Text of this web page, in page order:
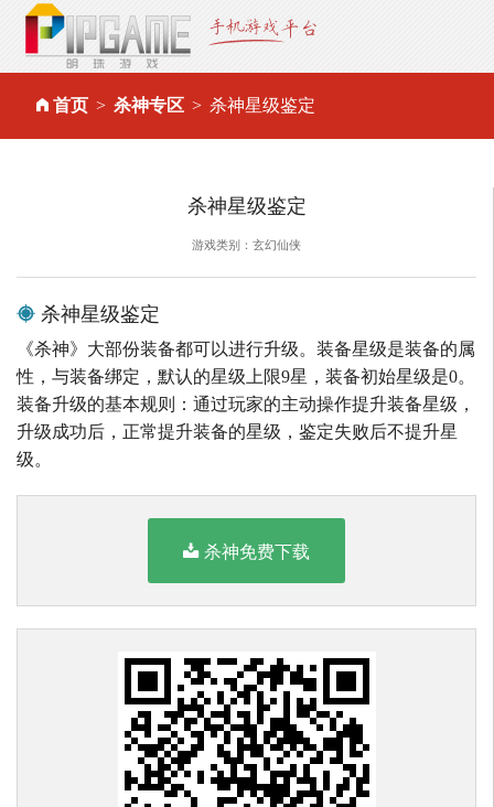
首页 杀神专区 杀神星级鉴定
杀神星级鉴定
游戏类别：玄幻仙侠
杀神星级鉴定
《杀神》大部份装备都可以进行升级。装备星级是装备的属
性，与装备绑定，默认的星级上限9星，装备初始星级是0。
装备升级的基本规则：通过玩家的主动操作提升装备星级，
升级成功后，正常提升装备的星级，鉴定失败后不提升星
级。
杀神免费下载